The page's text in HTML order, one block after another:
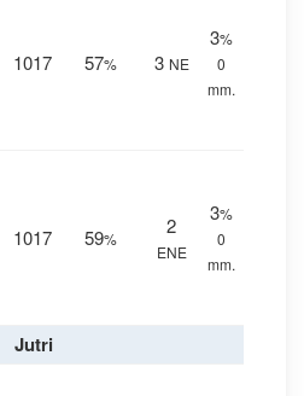
1017 57% 3 NE
3%
0
mm.
1017 59%
2
ENE
3%
0
mm.
Jutri